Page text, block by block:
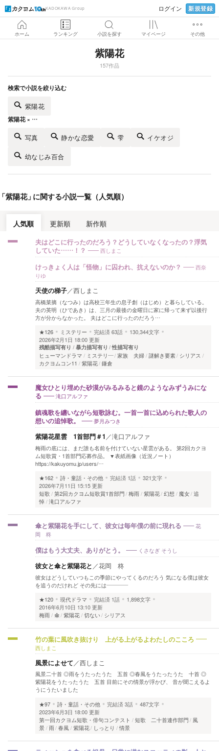
KADOKAWA Group ログイン 新規登録
ホーム ランキング 小説を探す マイページ その他
紫陽花
157作品
検索で小説を絞り込む
紫陽花
紫陽花 × …
写真 静かな恋愛 雫 イケオジ
幼なじみ百合
紫陽花」に関する小説一覧（人気順）
人気順 更新順 新作順
夫はどこに行ったのだろう？どうしていなくなったの？浮気
していた……！？
西しまこ
けっきょく人は「怪物」に囚われ、抗えないのか？
西奈
りゆ
天使の梯子／西しまこ
高橋菜摘（なつみ）は高校三年生の息子創（はじめ）と暮らしている。
夫の英明（ひであき）は、三月の最後の金曜日に家に帰って来ず以後行
方が分からなかった。 夫はどこに行ったのだろう…
★126
ミステリー 完結済63話
130,344文字
2026年2月1日 18:00 更新
残酷描写有り 暴力描写有り 性描写有り
ヒューマンドラマ ミステリ― 家族 夫婦 謎解き要素 シリアス
カクヨムコン11
紫陽花 鎌倉
魔女ひとり埋めた砂漠がみるみると鏡のようなみずうみにな
る
滝口アルファ
鎮魂歌を纏いながら短歌詠む。一首一首に込められた歌人の
想いの追悼歌。
夢月みつき
紫陽花星雲 1首部門＃1 ／滝口アルファ
梅雨の底には、まだ誰も名前を付けていない星雲がある。 第2回カクヨ
ム短歌賞・1首部門応募作品。 ▼表紙画像（近況ノート）
https://kakuyomu.jp/users/…
★162
詩・童話・その他 完結済 1話
321文字
2026年7月11日 15:15 更新
短歌
第2回カクヨム短歌賞1首部門 梅雨 紫陽花 幻想 魔女 追
悼 滝口アルファ
傘と紫陽花を手にして、彼女は毎年僕の前に現れる
花
岡 柊
僕はもう大丈夫、ありがとう。 くさなぎ そうし
彼女と傘と紫陽花と ／花岡 柊
彼女はどうしていつもこの季節にやってくるのだろう 気になる僕は彼女
を追うのだけれど その先には――――
★120
現代ドラマ 完結済 1話
1,898文字
2016年6月10日 13:10 更新
梅雨 傘 紫陽花 切ない シリアス
竹の葉に風吹き抜けり 上がる上がるよわたしのこころ
西しまこ
風景によせて ／西しまこ
風景二十首 ◎雨をうたったうた 五首 ◎春風をうたったうた 十首 ◎
紫陽花をうたったうた 五首 目前にその情景が浮かび、 音が聞こえるよ
うにうたいました
★97
詩・童話・その他 完結済3話
487文字
2023年6月3日 18:00 更新
第一回カクヨム短歌・俳句コンテスト
短歌 二十首連作部門
風
景 雨 春風 紫陽花 しっとり 情景